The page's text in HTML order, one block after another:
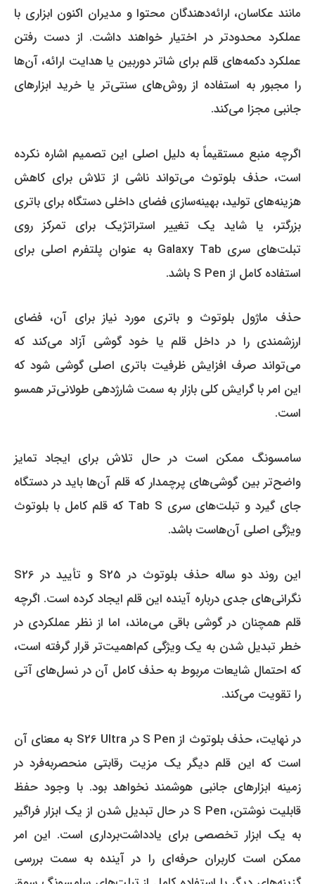
مانند عکاسان، ارائه‌دهندگان محتوا و مدیران اکنون ابزاری با
عملکرد محدودتر در اختیار خواهند داشت. از دست رفتن
عملکرد دکمه‌های قلم برای شاتر دوربین یا هدایت ارائه، آن‌ها
را مجبور به استفاده از روش‌های سنتی‌تر یا خرید ابزارهای
جانبی مجزا می‌کند.
اگرچه منبع مستقیماً به دلیل اصلی این تصمیم اشاره نکرده
است، حذف بلوتوث می‌تواند ناشی از تلاش برای کاهش
هزینه‌های تولید، بهینه‌سازی فضای داخلی دستگاه برای باتری
بزرگتر، یا شاید یک تغییر استراتژیک برای تمرکز روی
تبلت‌های سری Galaxy Tab به عنوان پلتفرم اصلی برای
استفاده کامل از S Pen باشد.
حذف ماژول بلوتوث و باتری مورد نیاز برای آن، فضای
ارزشمندی را در داخل قلم یا خود گوشی آزاد می‌کند که
می‌تواند صرف افزایش ظرفیت باتری اصلی گوشی شود که
این امر با گرایش کلی بازار به سمت شارژدهی طولانی‌تر همسو
است.
سامسونگ ممکن است در حال تلاش برای ایجاد تمایز
واضح‌تر بین گوشی‌های پرچمدار که قلم آن‌ها باید در دستگاه
جای گیرد و تبلت‌های سری Tab S که قلم کامل با بلوتوث
ویژگی اصلی آن‌هاست باشد.
این روند دو ساله حذف بلوتوث در S25 و تأیید در S26
نگرانی‌های جدی درباره آینده این قلم ایجاد کرده است. اگرچه
قلم همچنان در گوشی باقی می‌ماند، اما از نظر عملکردی در
خطر تبدیل شدن به یک ویژگی کم‌اهمیت‌تر قرار گرفته است،
که احتمال شایعات مربوط به حذف کامل آن در نسل‌های آتی
را تقویت می‌کند.
در نهایت، حذف بلوتوث از S Pen در S26 Ultra به معنای آن
است که این قلم دیگر یک مزیت رقابتی منحصربه‌فرد در
زمینه ابزارهای جانبی هوشمند نخواهد بود. با وجود حفظ
قابلیت نوشتن، S Pen در حال تبدیل شدن از یک ابزار فراگیر
به یک ابزار تخصصی برای یادداشت‌برداری است. این امر
ممکن است کاربران حرفه‌ای را در آینده به سمت بررسی